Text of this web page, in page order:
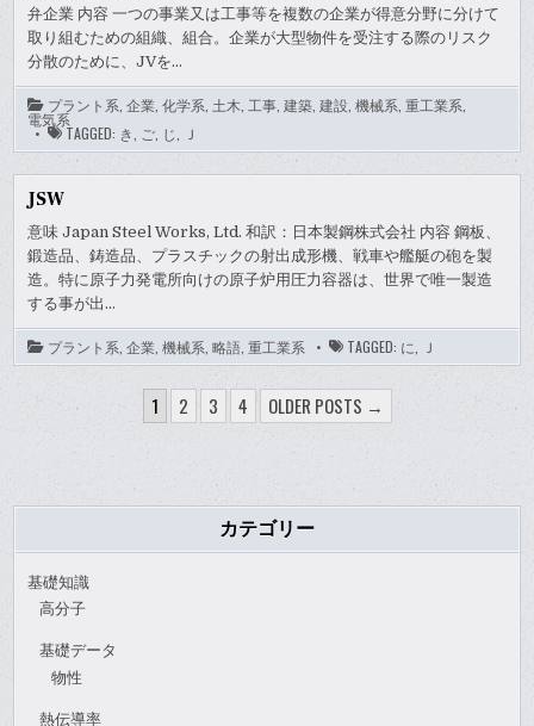
弁企業 内容 一つの事業又は工事等を複数の企業が得意分野に分けて
取り組むための組織、組合。企業が大型物件を受注する際のリスク
分散のために、JVを…
プラント系 ,企業 ,化学系 土木 工事 ,建築 ,建設 ,機械系 ,重工業系
電気系
TAGGED: き ご じ Ｊ
JSW
意味 Japan Steel Works, Ltd. 和訳：日本製鋼株式会社 内容 鋼板、
鍛造品、鋳造品、プラスチックの射出成形機、戦車や艦艇の砲を製
造。特に原子力発電所向けの原子炉用圧力容器は、世界で唯一製造
する事が出…
プラント系 ,企業 ,機械系 ,略語 ,重工業系 TAGGED: に Ｊ
ビ
ー
シ
ョ
ン
1 2 3 4 OLDER POSTS →
カテゴリー
基礎知識
高分子
基礎データ
物性
熱伝導率